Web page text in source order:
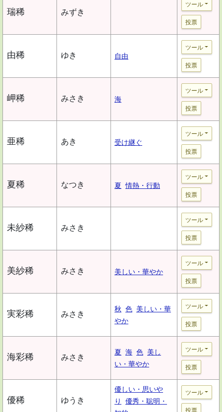
瑞稀 みずき
ツール
投票
由稀 ゆき 自由
ツール
投票
岬稀 みさき 海
ツール
投票
亜稀 あき 受け継ぐ
ツール
投票
夏稀 なつき 夏 情熱・行動
ツール
投票
未紗稀 みさき
ツール
投票
美紗稀 みさき 美しい・華やか
ツール
投票
実彩稀 みさき
秋 色 美しい・華
やか
ツール
投票
海彩稀 みさき
夏 海 色 美し
い・華やか
ツール
投票
優稀 ゆうき
優しい・思いや
り
優秀・聡明・
ツール
投票